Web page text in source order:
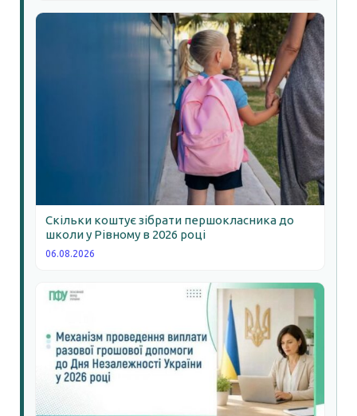
Скільки коштує зібрати першокласника до
школи у Рівному в 2026 році
06.08.2026